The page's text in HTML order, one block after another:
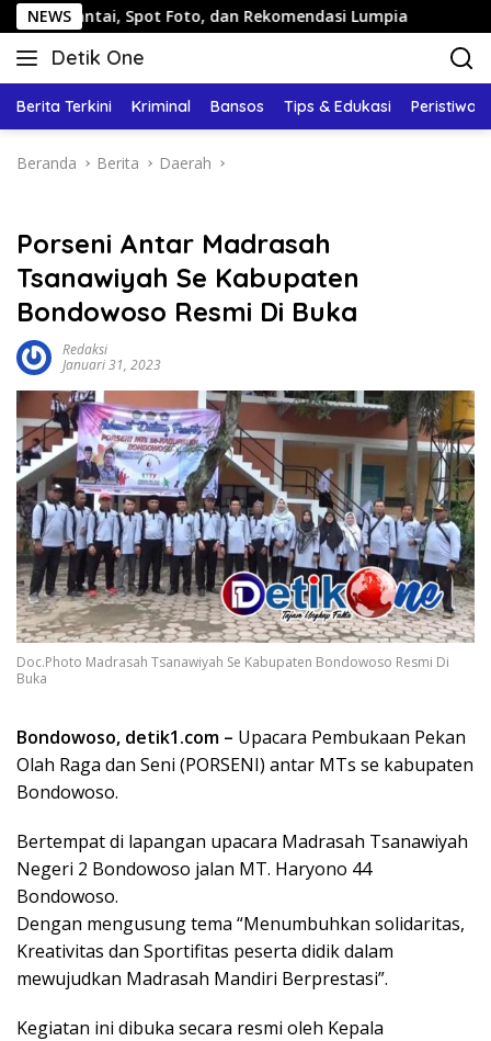
Langsung
ke
konten
NEWS
Spot Foto, dan Rekomendasi Lumpia Panduan
Detik One
Tajam
Fakta
Berita Terkini Kriminal Bansos Tips & Edukasi Peristiwa
Beranda Berita Daerah
Porseni Antar Madrasah
Tsanawiyah Se Kabupaten
Bondowoso Resmi Di Buka
Redaksi
Januari 31, 2023
Doc.Photo Madrasah Tsanawiyah Se Kabupaten Bondowoso Resmi Di
Buka
Bondowoso, detik1.com – Upacara Pembukaan Pekan
Olah Raga dan Seni (PORSENI) antar MTs se kabupaten
Bondowoso.
Bertempat di lapangan upacara Madrasah Tsanawiyah
Negeri 2 Bondowoso jalan MT. Haryono 44
Bondowoso.
Dengan mengusung tema “Menumbuhkan solidaritas,
Kreativitas dan Sportifitas peserta didik dalam
mewujudkan Madrasah Mandiri Berprestasi”.
Kegiatan ini dibuka secara resmi oleh Kepala